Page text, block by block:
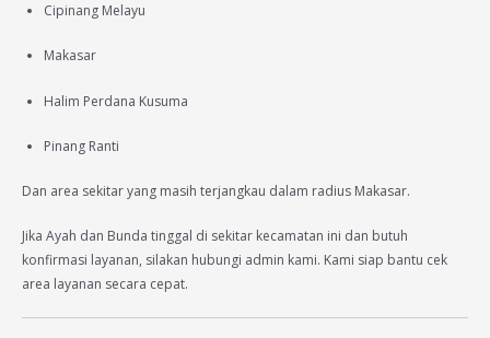
Cipinang Melayu
Makasar
Halim Perdana Kusuma
Pinang Ranti
Dan area sekitar yang masih terjangkau dalam radius Makasar.
Jika Ayah dan Bunda tinggal di sekitar kecamatan ini dan butuh
konfirmasi layanan, silakan hubungi admin kami. Kami siap bantu cek
area layanan secara cepat.